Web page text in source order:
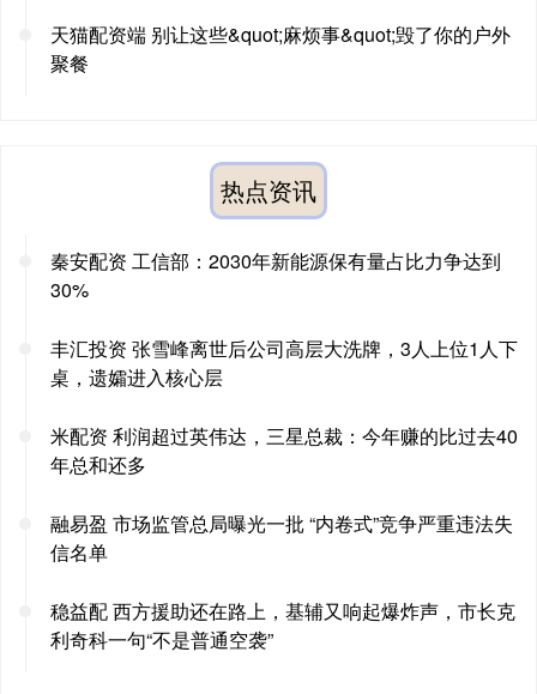
天猫配资端 别让这些&quot;麻烦事&quot;毁了你的户外
聚餐
热点资讯
秦安配资 工信部：2030年新能源保有量占比力争达到
30%
丰汇投资 张雪峰离世后公司高层大洗牌，3人上位1人下
桌，遗孀进入核心层
米配资 利润超过英伟达，三星总裁：今年赚的比过去40
年总和还多
融易盈 市场监管总局曝光一批 “内卷式”竞争严重违法失
信名单
稳益配 西方援助还在路上，基辅又响起爆炸声，市长克
利奇科一句“不是普通空袭”